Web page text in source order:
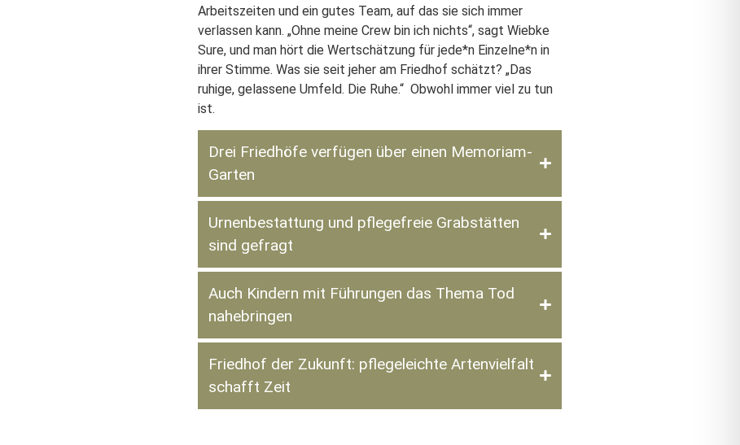
Arbeitszeiten und ein gutes Team, auf das sie sich immer
verlassen kann. „Ohne meine Crew bin ich nichts“, sagt Wiebke
Sure, und man hört die Wertschätzung für jede*n Einzelne*n in
ihrer Stimme. Was sie seit jeher am Friedhof schätzt? „Das
ruhige, gelassene Umfeld. Die Ruhe.“ Obwohl immer viel zu tun
ist.
Drei Friedhöfe verfügen über einen Memoriam-
Garten
Urnenbestattung und pflegefreie Grabstätten
sind gefragt
Auch Kindern mit Führungen das Thema Tod
nahebringen
Friedhof der Zukunft: pflegeleichte Artenvielfalt
schafft Zeit